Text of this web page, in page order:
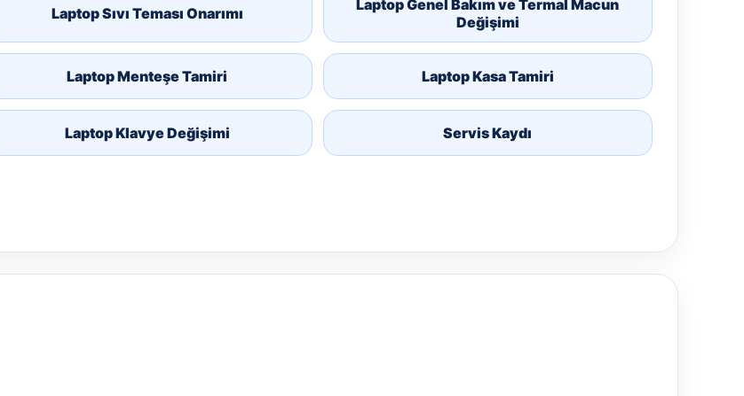
Laptop Sıvı Teması Onarımı
Laptop Genel Bakım ve Termal Macun
Değişimi
Laptop Menteşe Tamiri Laptop Kasa Tamiri
Laptop Klavye Değişimi Servis Kaydı